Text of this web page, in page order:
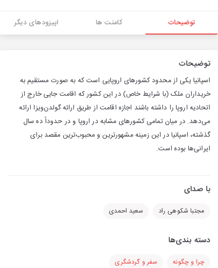
توضیحات کامنت ها اپیزودهای دیگر
توضیحات
اسپانیا یکی از محدود کشورهای اروپایی است که به صورت مستقیم به
خریداران ملک (با شرایط خاص) در این کشور که اقامت جایی خارج از
اتحادیه اروپا را داشته باشند اجازه اقامت از طریق ارائه گولدن‌ویزا ارائه
می‌دهد. در میان تمامی کشورهای مشابه در اروپا و در حدوداً ده سال
گذشته، اسپانیا در این زمینه مشهورترین و محبوب‌ترین مقصد برای
ایرانی‌ها بوده است.
با صدای
مجتبا شکوهی راد سعید احمدی
دسته بندی‌ها
چرا و چگونه سفر و گردشگری